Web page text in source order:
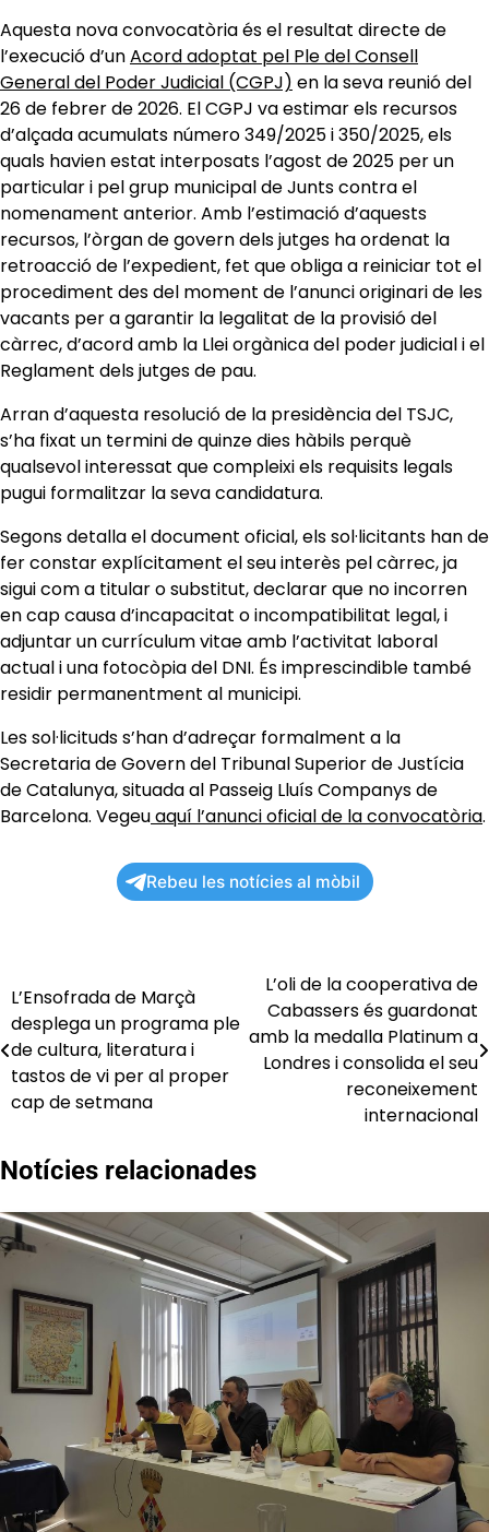
Aquesta nova convocatòria és el resultat directe de
l’execució d’unAcord adoptat pel Ple del Consell
General del Poder Judicial (CGPJ) en la seva reunió del
26 de febrer de 2026. El CGPJ va estimar els recursos
d’alçada acumulats número 349/2025 i 350/2025, els
quals havien estat interposats l’agost de 2025 per un
particular i pel grup municipal de Junts contra el
nomenament anterior. Amb l’estimació d’aquests
recursos, l’òrgan de govern dels jutges ha ordenat la
retroacció de l’expedient, fet que obliga a reiniciar tot el
procediment des del moment de l’anunci originari de les
vacants per a garantir la legalitat de la provisió del
càrrec, d’acord amb la Llei orgànica del poder judicial i el
Reglament dels jutges de pau.
Arran d’aquesta resolució de la presidència del TSJC,
s’ha fixat un termini de quinze dies hàbils perquè
qualsevol interessat que compleixi els requisits legals
pugui formalitzar la seva candidatura.
Segons detalla el document oficial, els sol·licitants han de
fer constar explícitament el seu interès pel càrrec, ja
sigui com a titular o substitut, declarar que no incorren
en cap causa d’incapacitat o incompatibilitat legal, i
adjuntar un currículum vitae amb l’activitat laboral
actual i una fotocòpia del DNI. És imprescindible també
residir permanentment al municipi.
Les sol·licituds s’han d’adreçar formalment a la
Secretaria de Govern del Tribunal Superior de Justícia
de Catalunya, situada al Passeig Lluís Companys de
Barcelona. Vegeuaquí l’anunci oficial de la convocatòria.
Rebeu les notícies al mòbil
Navegació
d'entrades
L’Ensofrada de Marçà
desplega un programa ple
de cultura, literatura i
tastos de vi per al proper
cap de setmana
L’oli de la cooperativa de
Cabassers és guardonat
amb la medalla Platinum a
Londres i consolida el seu
reconeixement
internacional
Notícies relacionades